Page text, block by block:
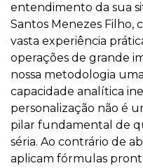
entendimento da sua
Santos Menezes Filho,
vasta experiência
operações de grande
nossa metodologia
capacidade analítica
personalização não é
pilar fundamental de
séria. Ao contrário de
aplicam fórmulas